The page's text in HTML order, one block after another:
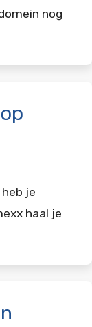
nog
je
haal je